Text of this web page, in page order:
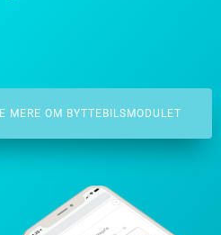
MERE OM BYTTEBILSMODULET